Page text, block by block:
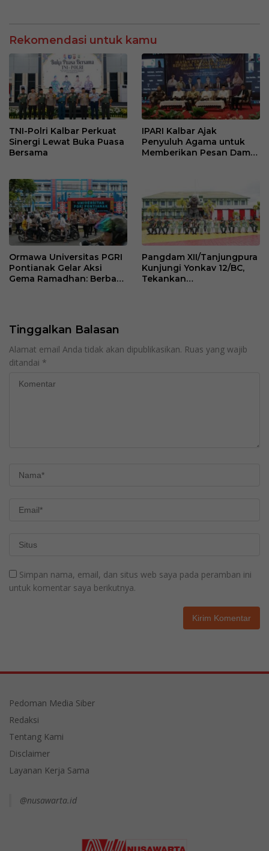
Rekomendasi untuk kamu
TNI-Polri Kalbar Perkuat
Sinergi Lewat Buka Puasa
Bersama
IPARI Kalbar Ajak
Penyuluh Agama untuk
Memberikan Pesan Damai
Ormawa Universitas PGRI
Pontianak Gelar Aksi
Gema Ramadhan: Berbagi
Pangdam XII/Tanjungpura
Kunjungi Yonkav 12/BC,
Tekankan
Tinggalkan Balasan
Alamat email Anda tidak akan dipublikasikan. Ruas yang wajib
ditandai *
Simpan nama, email, dan situs web saya pada peramban ini
untuk komentar saya berikutnya.
Pedoman Media Siber
Redaksi
Tentang Kami
Disclaimer
Layanan Kerja Sama
@nusawarta.id